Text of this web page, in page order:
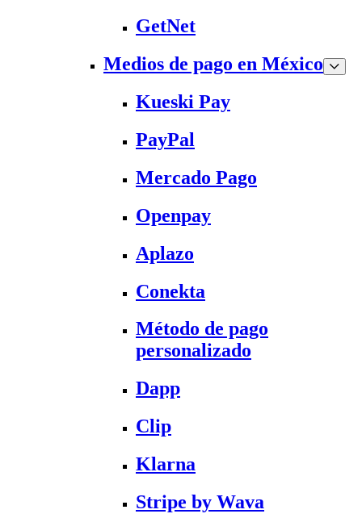
GetNet
Medios de pago en México
Kueski Pay
PayPal
Mercado Pago
Openpay
Aplazo
Conekta
Método de pago
personalizado
Dapp
Clip
Klarna
Stripe by Wava